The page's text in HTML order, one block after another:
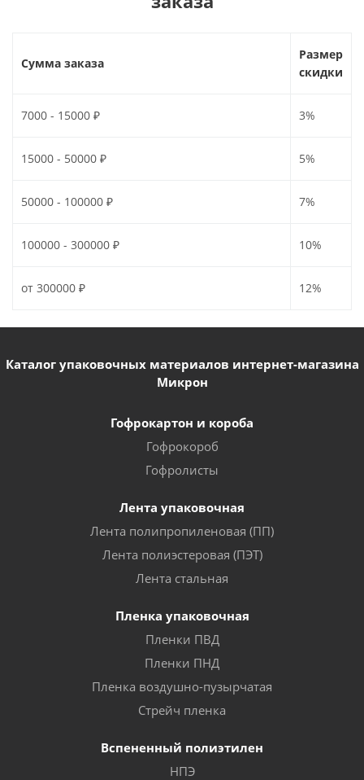
Сумма заказа
Размер
скидки
7000 - 15000 ₽ 3%
15000 - 50000 ₽ 5%
50000 - 100000 ₽ 7%
100000 - 300000 ₽ 10%
от 300000 ₽ 12%
Каталог упаковочных материалов интернет-магазина
Микрон
Гофрокартон и короба
Гофрокороб
Гофролисты
Лента упаковочная
Лента полипропиленовая (ПП)
Лента полиэстеровая (ПЭТ)
Лента стальная
Пленка упаковочная
Пленки ПВД
Пленки ПНД
Пленка воздушно-пузырчатая
Стрейч пленка
Вспененный полиэтилен
НПЭ